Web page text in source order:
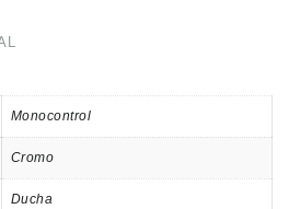
Monocontrol
Cromo
Ducha